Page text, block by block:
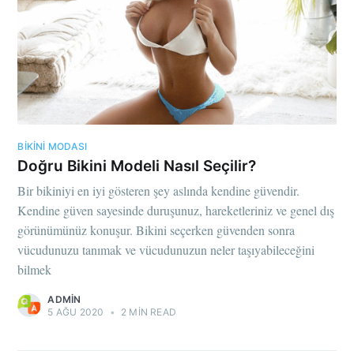
BIKINI MODASI
Doğru Bikini Modeli Nasıl Seçilir?
Bir bikiniyi en iyi gösteren şey aslında kendine güvendir.
Kendine güven sayesinde duruşunuz, hareketleriniz ve genel dış
görünümünüz konuşur. Bikini seçerken güvenden sonra
vücudunuzu tanımak ve vücudunuzun neler taşıyabileceğini
bilmek
ADMIN
5 AĞU 2020
• 2 MIN READ